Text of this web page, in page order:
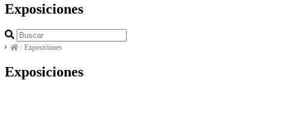
Exposiciones
/ Exposiciones
Exposiciones